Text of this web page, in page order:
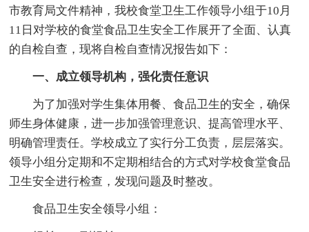
市教育局文件精神，我校食堂卫生工作领导小组于10月
11日对学校的食堂食品卫生安全工作展开了全面、认真
的自检自查，现将自检自查情况报告如下：
一、成立领导机构，强化责任意识
为了加强对学生集体用餐、食品卫生的安全，确保
师生身体健康，进一步加强管理意识、提高管理水平、
明确管理责任。学校成立了实行分工负责，层层落实。
领导小组分定期和不定期相结合的方式对学校食堂食品
卫生安全进行检查，发现问题及时整改。
食品卫生安全领导小组：